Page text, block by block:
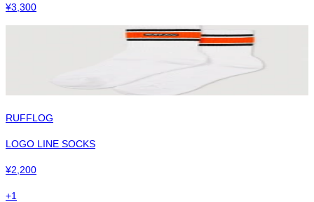
¥3,300
RUFFLOG
LOGO LINE SOCKS
¥2,200
+1